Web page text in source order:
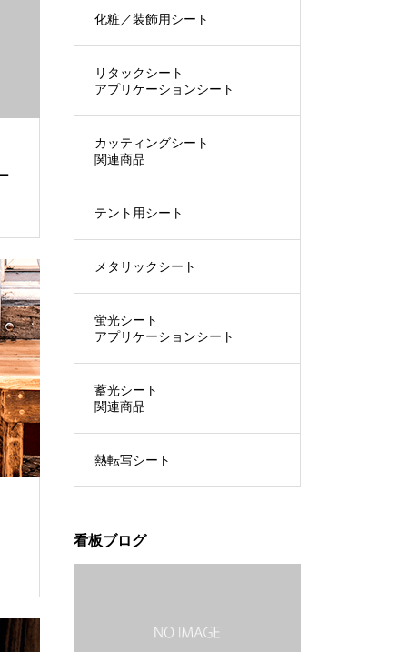
化粧／装飾用シート
リタックシート
アプリケーションシート
カッティングシート
関連商品
テント用シート
メタリックシート
蛍光シート
アプリケーションシート
蓄光シート
関連商品
熱転写シート
看板ブログ